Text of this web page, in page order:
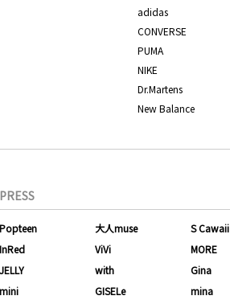
adidas
CONVERSE
PUMA
NIKE
Dr.Martens
New Balance
PRESS
Popteen 大人muse
S Cawaii
InRed
ViVi
MORE
JELLY
with
Gina
mini
GISELe
mina